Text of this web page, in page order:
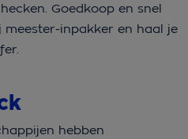
Goedkoop en snel
inpakker en haal je
hebben